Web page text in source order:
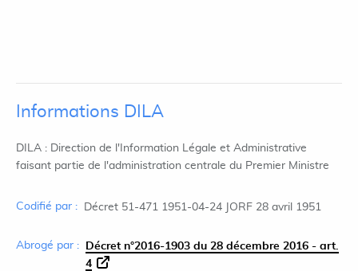
Informations DILA
DILA : Direction de l'Information Légale et Administrative
faisant partie de l'administration centrale du Premier Ministre
Codifié par : Décret 51-471 1951-04-24 JORF 28 avril 1951
Abrogé par :
Décret n°2016-1903 du 28 décembre 2016 - art.
4